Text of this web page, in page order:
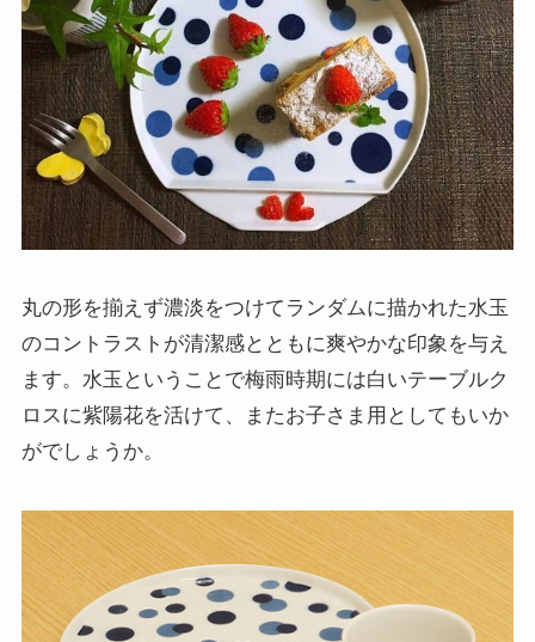
丸の形を揃えず濃淡をつけてランダムに描かれた水玉
のコントラストが清潔感とともに爽やかな印象を与え
ます。水玉ということで梅雨時期には白いテーブルク
ロスに紫陽花を活けて、またお子さま用としてもいか
がでしょうか。